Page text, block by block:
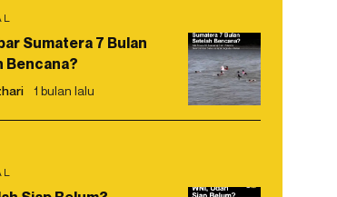
Sumatera 7 Bulan
Bencana?
1 bulan lalu